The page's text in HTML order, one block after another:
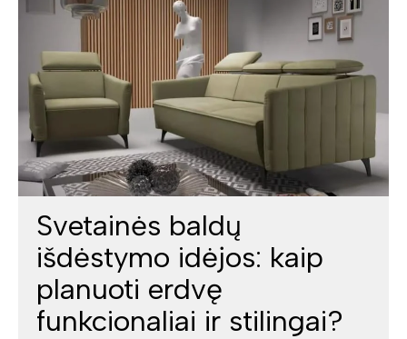
Svetainės baldų
išdėstymo idėjos: kaip
planuoti erdvę
funkcionaliai ir stilingai?